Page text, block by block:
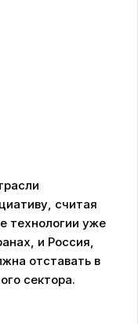
считая
технологии уже
и Россия,
отставать в
сектора.